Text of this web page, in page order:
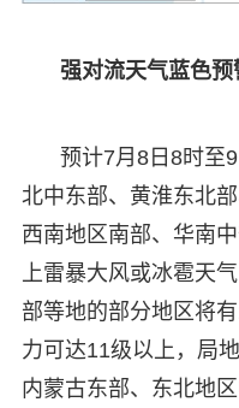
强对流天气蓝色预
预计7月8日8时至
北中东部、黄淮东北
西南地区南部、华南
上雷暴大风或冰雹天
部等地的部分地区将
力可达11级以上，局
内蒙古东部、东北地